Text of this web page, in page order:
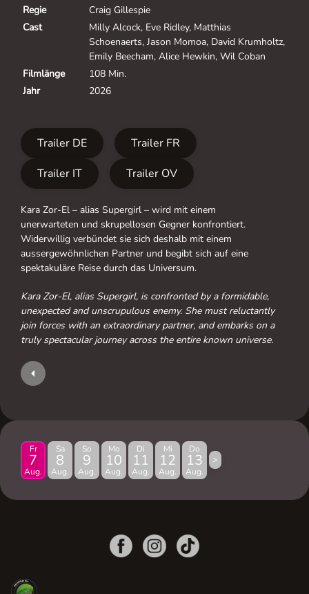
Regie
Craig Gillespie
Cast
Milly Alcock, Eve Ridley, Matthias
Schoenaerts, Jason Momoa, David Krumholtz,
Emily Beecham, Alice Hewkin, Wil Coban
Filmlänge
108 Min.
Jahr
2026
Trailer DE
Trailer FR
Trailer IT
Trailer OV
Kara Zor-El – alias Supergirl – wird mit einem
unerwarteten und skrupellosen Gegner konfrontiert.
Widerwillig verbündet sie sich deshalb mit einem
aussergewöhnlichen Partner und begibt sich auf eine
spektakuläre Reise durch das Universum.
Kara Zor-El, alias Supergirl, is confronted by a formidable,
unexpected and unscrupulous enemy. She must reluctantly
join forces with an extraordinary partner, and embarks on a
truly spectacular journey across the entire known universe.
Fr
7
Aug.
Sa
8
Aug.
So
9
Aug.
Mo
10
Aug.
Di
11
Aug.
Mi
12
Aug.
Do
13
Aug.
>